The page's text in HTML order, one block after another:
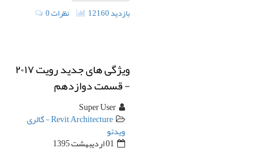
0 نظرات 12160 بازدید
ویژگی های جدید رویت ۲۰۱۷
- قسمت دوازدهم
Super User
Revit Architecture - گالری
ویدئو
01 ارديبهشت 1395